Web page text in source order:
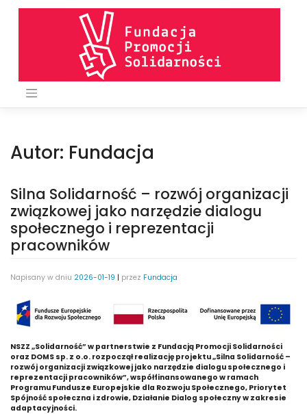
Autor: Fundacja
Silna Solidarność – rozwój organizacji
związkowej jako narzędzie dialogu
społecznego i reprezentacji
pracowników
Napisany w dniu 2026-01-19 | przez Fundacja
NSZZ „Solidarność” w partnerstwie z Fundacją Promocji Solidarności
oraz DOMS sp. z o.o. rozpoczął realizację projektu „Silna Solidarność –
rozwój organizacji związkowej jako narzędzie dialogu społecznego i
reprezentacji pracowników”, współfinansowanego w ramach
Programu Fundusze Europejskie dla Rozwoju Społecznego, Priorytet
Spójność społeczna i zdrowie, Działanie Dialog społeczny w zakresie
adaptacyjności.